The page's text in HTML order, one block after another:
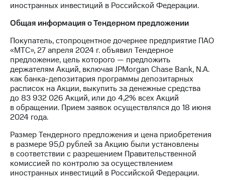
и
аудит
Рынок
акций
Описание
Программа
приобретения
Порядок
выкупа
акций
Дивиденды
облигаций
Описание
Еврооблигации-2023
Уведомление
иностранных инвестиций в Российской Федерации.
Общая информация о Тендерном предложении
Покупатель, стопроцентное дочернее предприятие ПАО
«МТС», 27 апреля 2024 г. объявил Тендерное
предложение, цель которого — предложить
держателям Акций, включая JPMorgan Chase Bank, N.A.
как банка-депозитария программы депозитарных
расписок на Акции, выкупить за денежные средства
до 83 932 026 Акций, или до 4,2% всех Акций
в обращении. Прием заявок осуществлялся до 18 июня
2024 года.
Размер Тендерного предложения и цена приобретения
в размере 95,0 рублей за Акцию были установлены
в соответствии с разрешением Правительственной
комиссией по контролю за осуществлением
иностранных инвестиций в Российской Федерации.